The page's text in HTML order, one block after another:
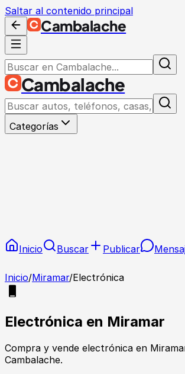
Saltar al contenido principal
Cambalache
Cambalache
Categorías
Inicio Buscar Publicar
Inicio/Miramar/Electrónica
Electrónica en Miramar
Compra y vende electrónica en
Cambalache.